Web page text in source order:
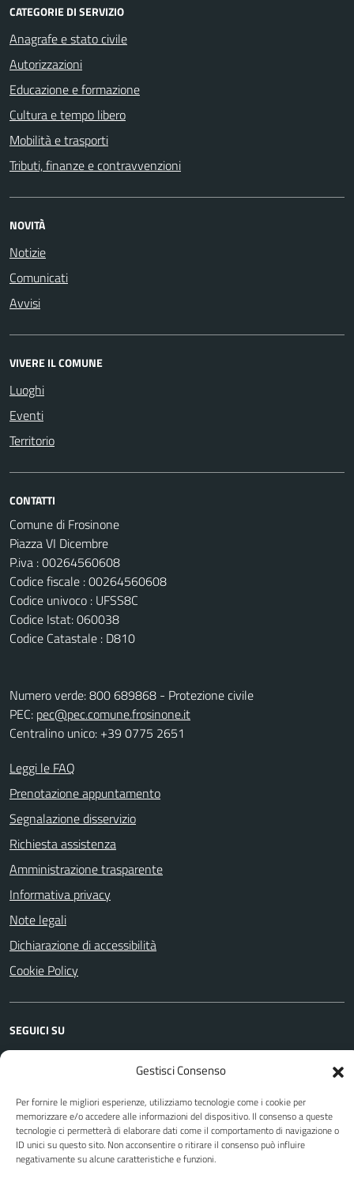
Gestisci Consenso
Per fornire le migliori esperienze, utilizziamo tecnologie come i cookie per
memorizzare e/o accedere alle informazioni del dispositivo. Il consenso a queste
tecnologie ci permetterà di elaborare dati come il comportamento di navigazione o
ID unici su questo sito. Non acconsentire o ritirare il consenso può influire
negativamente su alcune caratteristiche e funzioni.
CATEGORIE DI SERVIZIO
Anagrafe e stato civile
Autorizzazioni
Educazione e formazione
Cultura e tempo libero
Mobilità e trasporti
Tributi, finanze e contravvenzioni
NOVITÀ
Notizie
Comunicati
Avvisi
VIVERE IL COMUNE
Luoghi
Eventi
Territorio
CONTATTI
Comune di Frosinone
Piazza VI Dicembre
P.iva : 00264560608
Codice fiscale : 00264560608
Codice univoco : UFSS8C
Codice Istat: 060038
Codice Catastale : D810
Numero verde: 800 689868 - Protezione civile
PEC: pec@pec.comune.frosinone.it
Centralino unico: +39 0775 2651
Leggi le FAQ
Prenotazione appuntamento
Segnalazione disservizio
Richiesta assistenza
Amministrazione trasparente
Informativa privacy
Note legali
Dichiarazione di accessibilità
Cookie Policy
SEGUICI SU
Attuazione Misure PNRR
Piano di miglioramento del sito